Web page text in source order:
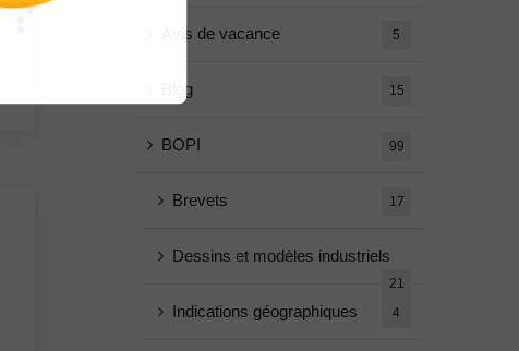
Avis de vacance 5
Blog 15
BOPI 99
Brevets 17
Dessins et modèles industriels
21
Indications géographiques 4